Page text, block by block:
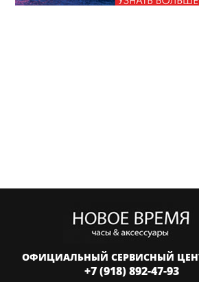
ОФИЦИАЛЬНЫЙ СЕРВИСНЫЙ
+7 (918) 892-47-93